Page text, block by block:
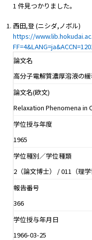
1 件見つかりました。
西田,登 (ニシダ,ノボル)
https://
論文名
高分子電解質濃厚溶液の
論文名(欧文)
Relaxation Phenomena
学位授与年度
1965
学位種別／学位種類
2（論文博士） / 011（理学
報告番号
366
学位授与年月日
1966-03-25